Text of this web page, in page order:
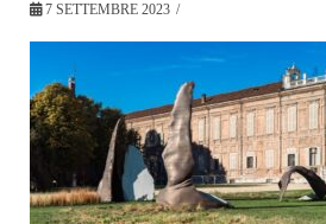
7 SETTEMBRE 2023